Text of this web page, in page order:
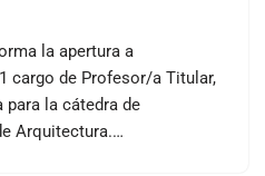
la apertura a
cargo de Profesor/a Titular,
la cátedra de
Arquitectura.…